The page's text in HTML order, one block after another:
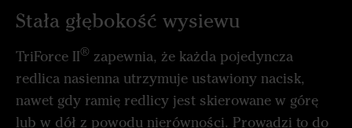
Stała głębokość wysiewu
TriForce II® zapewnia, że każda pojedyncza
redlica nasienna utrzymuje ustawiony nacisk,
nawet gdy ramię redlicy jest skierowane w górę
lub w dół z powodu nierówności. Prowadzi to do